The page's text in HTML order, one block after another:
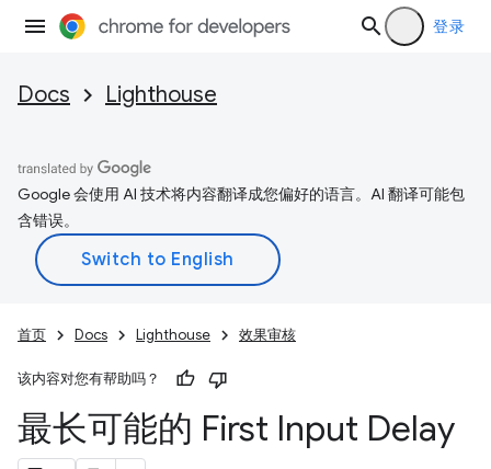
登录
Docs Lighthouse
Google 会使用 AI 技术将内容翻译成您偏好的语言。AI 翻译可能包
含错误。
首页 Docs Lighthouse 效果审核
该内容对您有帮助吗？
最长可能的 First Input Delay